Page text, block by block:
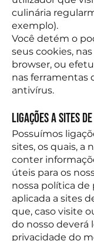
culinária
exemplo).
Você detém o
seus cookies,
browser, ou
nas ferramentas
antivírus.
Ligações a Sites
Possuímos
sites, os quais, a
conter
úteis para os
nossa política de
aplicada a sites
que, caso visite
do nosso deverá
privacidade do